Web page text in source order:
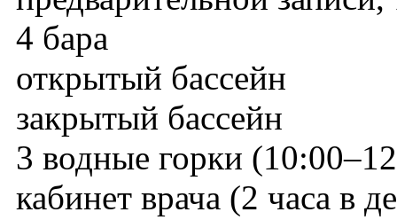
4 бара
открытый бассейн
закрытый бассейн
3 водные горки
кабинет врача (2 часа в